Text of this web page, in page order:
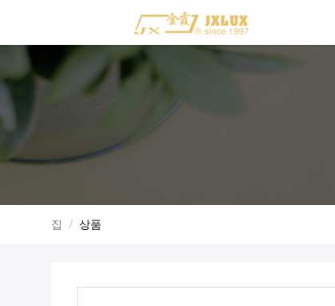
집 / 상품